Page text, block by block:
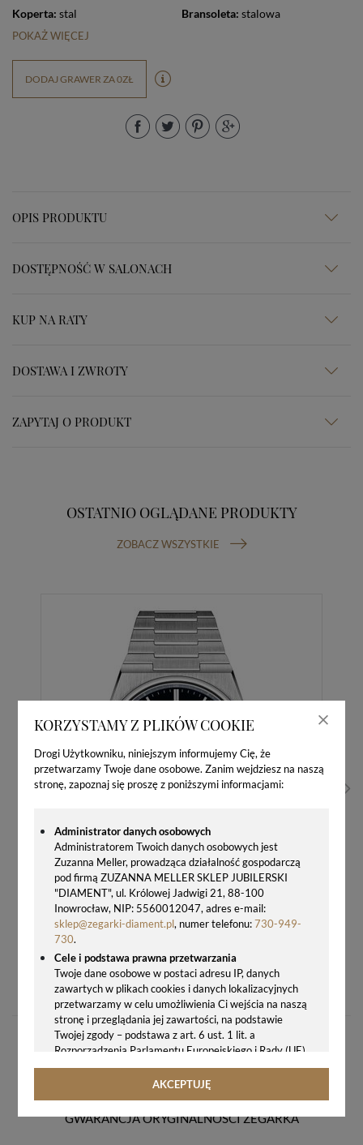
KORZYSTAMY Z PLIKÓW COOKIE
Drogi Użytkowniku, niniejszym informujemy Cię, że
przetwarzamy Twoje dane osobowe. Zanim wejdziesz na naszą
stronę, zapoznaj się proszę z poniższymi informacjami:
Administrator danych osobowych
Administratorem Twoich danych osobowych jest
Zuzanna Meller, prowadząca działalność gospodarczą
pod firmą ZUZANNA MELLER SKLEP JUBILERSKI
"DIAMENT", ul. Królowej Jadwigi 21, 88-100
Inowrocław, NIP: 5560012047, adres e-mail:
sklep@zegarki-diament.pl, numer telefonu:730-949-
730.
Cele i podstawa prawna przetwarzania
Twoje dane osobowe w postaci adresu IP, danych
zawartych w plikach cookies i danych lokalizacyjnych
przetwarzamy w celu umożliwienia Ci wejścia na naszą
stronę i przeglądania jej zawartości, na podstawie
Twojej zgody – podstawa z art. 6 ust. 1 lit. a
Rozporządzenia Parlamentu Europejskiego i Rady (UE)
2016/679 z 27.04.2016 r. w sprawie ochrony osób
fizycznych w związku z przetwarzaniem danych
rozporządzenie o ochronie danych, tj. RODO).
AKCEPTUJĘ
Koperta: stal Bransoleta: stalowa
POKAŻ WIĘCEJ
DODAJ GRAWER ZA 0ZŁ
OPIS PRODUKTU
DOSTĘPNOŚĆ W SALONACH
KUP NA RATY
DOSTAWA I ZWROTY
ZAPYTAJ O PRODUKT
OSTATNIO OGLĄDANE PRODUKTY
ZOBACZ WSZYSTKIE
1950,00 zł
GWARANCJA ORYGINALNOŚCI ZEGARKA